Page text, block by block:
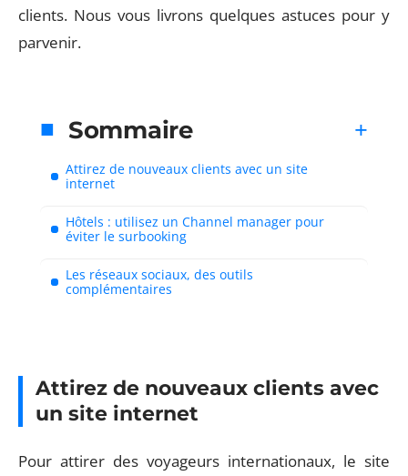
clients. Nous vous livrons quelques astuces pour y
parvenir.
Sommaire
Attirez de nouveaux clients avec un site
internet
Hôtels : utilisez un Channel manager pour
éviter le surbooking
Les réseaux sociaux, des outils
complémentaires
Attirez de nouveaux clients avec
un site internet
Pour attirer des voyageurs internationaux, le site